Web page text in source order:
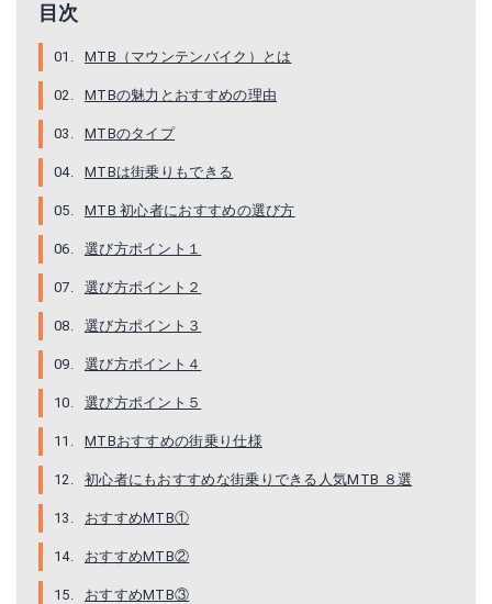
目次
MTB（マウンテンバイク）とは
MTBの魅力とおすすめの理由
MTBのタイプ
MTBは街乗りもできる
MTB 初心者におすすめの選び方
選び方ポイント１
選び方ポイント２
選び方ポイント３
選び方ポイント４
選び方ポイント５
MTBおすすめの街乗り仕様
初心者にもおすすめな街乗りできる人気MTB ８選
おすすめMTB①
おすすめMTB②
おすすめMTB③